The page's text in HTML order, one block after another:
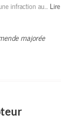
infraction au… Lire
majorée